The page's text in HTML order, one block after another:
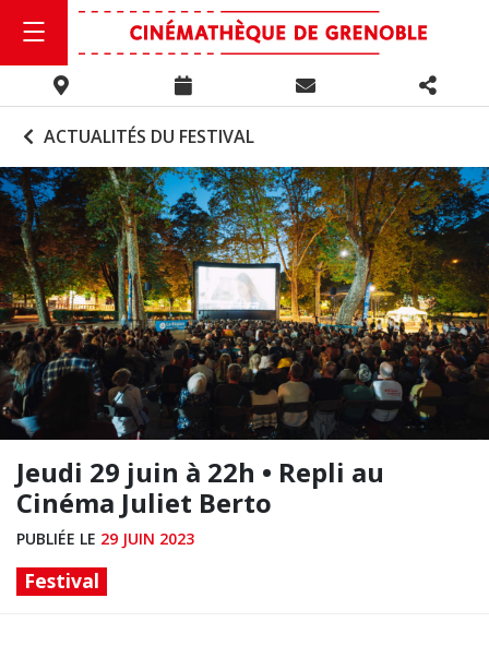
ACTUALITÉS DU FESTIVAL
Jeudi 29 juin à 22h • Repli au
Cinéma Juliet Berto
PUBLIÉE LE 29 JUIN 2023
Festival